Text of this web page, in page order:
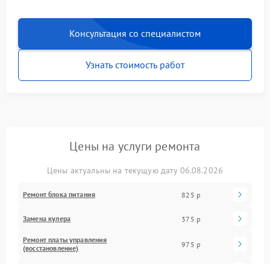
Консультация со специалистом
Узнать стоимость работ
Цены на услуги ремонта
Цены актуальны на текущую дату 06.08.2026
Ремонт блока питания 825 р
Замена кулера 375 р
Ремонт платы управления
(восстановление)
975 р